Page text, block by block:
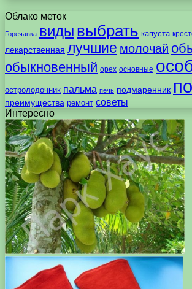
Облако меток
Горечавка виды выбрать капуста
лекарственная лучшие молочай
обыкновенный орех основные
остролодочник пальма печь подмаренник
преимущества ремонт советы
Интересно